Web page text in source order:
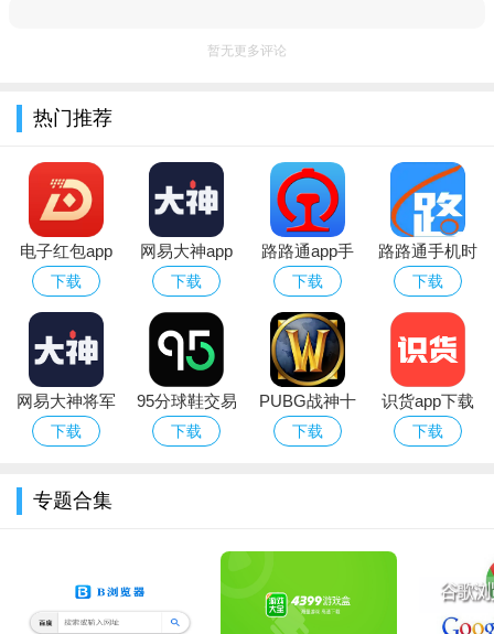
选择好需要的工具之后，点击即可使用。
暂无更多评论
热门推荐
电子红包app
官方版
下载
网易大神app
华为版下载官
方最新版
下载
路路通app手
机版
下载
路路通手机时
刻表app官方
安卓版
下载
网易大神将军
令下载安装官
下载
95分球鞋交易
app平台下载
下载
PUBG战神十
字架下载安卓
下载
识货app下载
官方正版最新
下载
专题合集